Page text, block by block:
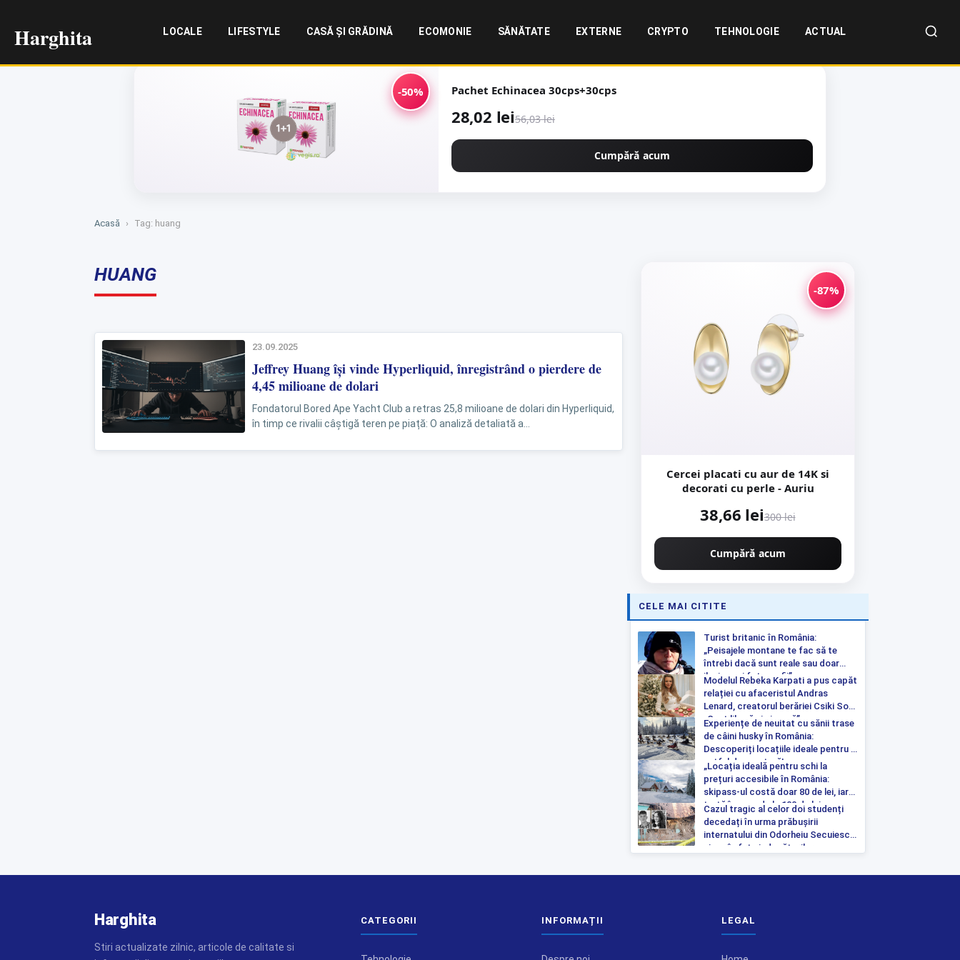
Harghita LOCALE LIFESTYLE CASĂ ȘI GRĂDINĂ ECOMONIE SĂNĂTATE EXTERNE CRYPTO TEHNOLOGIE ACTUAL
-50% Pachet Echinacea 30cps+30cps
28,02 lei56,03 lei
Cumpără acum
Acasă › Tag: huang
HUANG
23.09.2025
Jeffrey Huang își vinde Hyperliquid, înregistrând o pierdere de
4,45 milioane de dolari
Fondatorul Bored Ape Yacht Club a retras 25,8 milioane de dolari din Hyperliquid,
în timp ce rivalii câștigă teren pe piață: O analiză detaliată a...
-87%
Cercei placati cu aur de 14K si
decorati cu perle - Auriu
38,66 lei300 lei
Cumpără acum
CELE MAI CITITE
Turist britanic în România:
„Peisajele montane te fac să te
întrebi dacă sunt reale sau doar
iluzia unei fotografii”
Modelul Rebeka Karpati a pus capăt
relației cu afaceristul Andras
Lenard, creatorul berăriei Csiki Sor:
„Sunt liberă și singură”
Experiențe de neuitat cu sănii trase
de câini husky în România:
Descoperiți locațiile ideale pentru o
astfel de aventură!
„Locația ideală pentru schi la
prețuri accesibile în România:
skipass-ul costă doar 80 de lei, iar
tartă începe de la 100 de lei pe
noapte”
Cazul tragic al celor doi studenți
decedați în urma prăbușirii
internatului din Odorheiu Secuiesc a
ajuns în fața judecătorilor
Harghita
Stiri actualizate zilnic, articole de calitate si
CATEGORII INFORMAȚII LEGAL